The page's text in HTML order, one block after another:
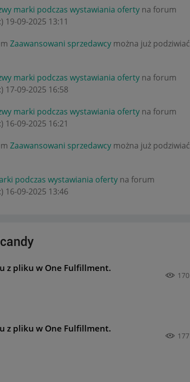
marki podczas wystawiania oferty na forum
‎19-09-2025 13:11
Zaawansowani sprzedawcy można już podziwiać
marki podczas wystawiania oferty na forum
‎17-09-2025 16:58
marki podczas wystawiania oferty na forum
‎16-09-2025 16:21
Zaawansowani sprzedawcy można już podziwiać
podczas wystawiania oferty na forum
‎16-09-2025 13:46
z pliku w One Fulfillment.
170
z pliku w One Fulfillment.
177